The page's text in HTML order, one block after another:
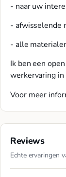
- naar uw
- afwisselende
- alle
Ik ben een
werkervaring in
Voor meer
Reviews
Echte ervaringen